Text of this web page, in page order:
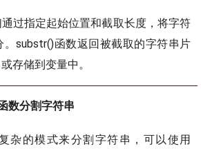
过指定起始位置和截取长度，将字符
。substr()函数返回被截取的字符串片
存储到变量中。
数分割字符串
杂的模式来分割字符串，可以使用